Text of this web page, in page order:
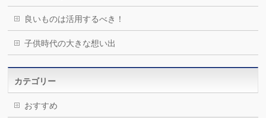
良いものは活用するべき！
子供時代の大きな想い出
カテゴリー
おすすめ